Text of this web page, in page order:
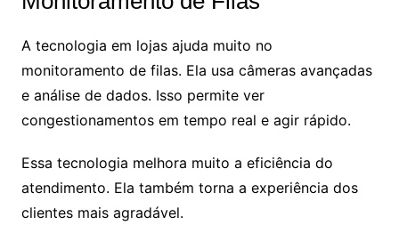
A tecnologia em lojas ajuda muito no
monitoramento de filas. Ela usa câmeras avançadas
e análise de dados. Isso permite ver
congestionamentos em tempo real e agir rápido.
Essa tecnologia melhora muito a eficiência do
atendimento. Ela também torna a experiência dos
clientes mais agradável.